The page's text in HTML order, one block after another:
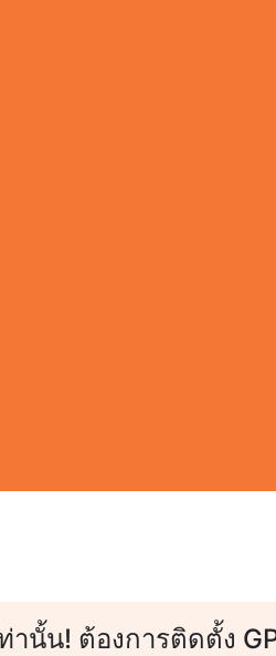
านั้น! ต้องการติดตั้ง